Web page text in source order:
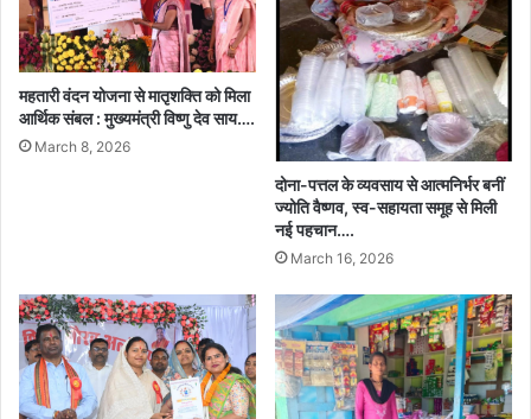
महतारी वंदन योजना से मातृशक्ति को मिला
आर्थिक संबल : मुख्यमंत्री विष्णु देव साय….
March 8, 2026
दोना-पत्तल के व्यवसाय से आत्मनिर्भर बनीं
ज्योति वैष्णव, स्व-सहायता समूह से मिली
नई पहचान….
March 16, 2026